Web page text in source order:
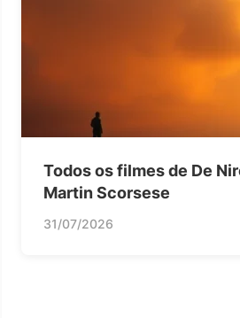
Todos os filmes de De
Martin Scorsese
31/07/2026